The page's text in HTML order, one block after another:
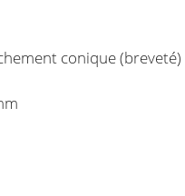
conique